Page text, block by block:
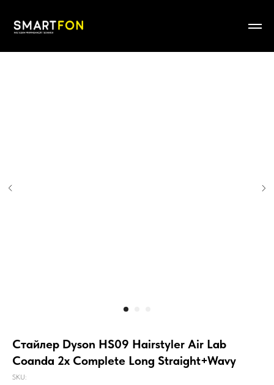
Стайлер Dyson HS09 Hairstyler Air Lab
Coanda 2x Complete Long Straight+Wavy
SKU: